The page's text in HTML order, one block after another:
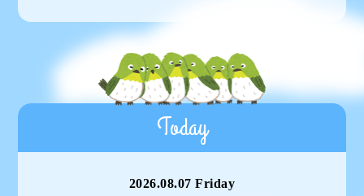
Today
2026.08.07 Friday